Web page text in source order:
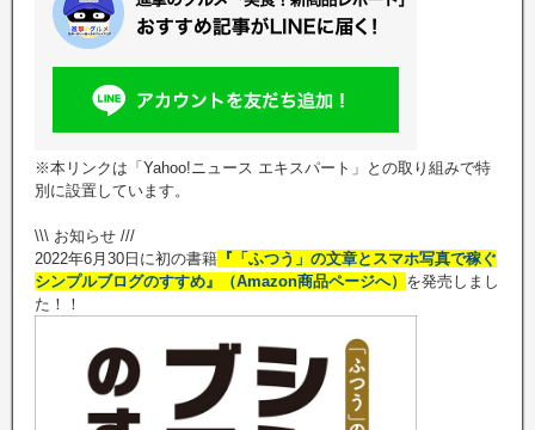
※本リンクは「Yahoo!ニュース エキスパート」との取り組みで特
別に設置しています。
\\\ お知らせ ///
2022年6月30日に初の書籍 『「ふつう」の文章とスマホ写真で稼ぐ
シンプルブログのすすめ』（Amazon商品ページへ） を発売しまし
た！！